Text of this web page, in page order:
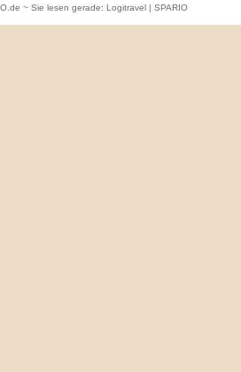
~ Sie lesen gerade: Logitravel | SPARIO